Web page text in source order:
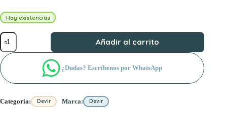
Hay existencias
Vaesen
Cárpatos
míticos
cantidad
Añadir al carrito
¿Dudas? Escríbenos por WhatsApp
Categoria: Devir Marca: Devir